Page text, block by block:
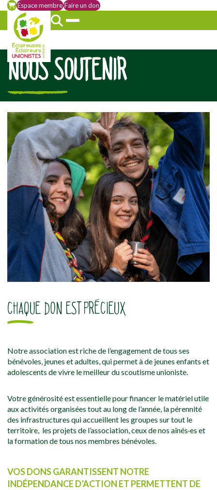
Espace membre Faire un don
NOUS SOUTENIR
CHAQUE DON EST PRÉCIEUX
Notre association est riche de l’engagement de tous ses
bénévoles, jeunes et adultes, qui permet à de jeunes enfants et
adolescents de vivre le meilleur du scoutisme unioniste.
Votre générosité est essentielle pour financer le matériel utile
aux activités organisées tout au long de l’année, la pérennité
des infrastructures qui accueillent les groupes sur tout le
territoire, les projets de l’association, ceux de nos aînés·es et
la formation de tous nos membres bénévoles.
VOS DONS GARANTISSENT NOTRE
INDÉPENDANCE D’ACTION ET PERMETTENT DE